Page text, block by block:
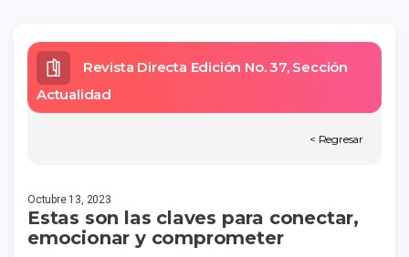
Revista Directa Edición No. 37, Sección
Actualidad
< Regresar
Octubre 13, 2023
Estas son las claves para conectar,
emocionar y comprometer